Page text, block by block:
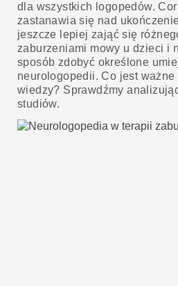
dla wszystkich logopedów.
zastanawia się nad
jeszcze lepiej zająć się
zaburzeniami mowy u dzieci i
sposób zdobyć określone
neurologopedii. Co jest
wiedzy? Sprawdźmy
studiów.